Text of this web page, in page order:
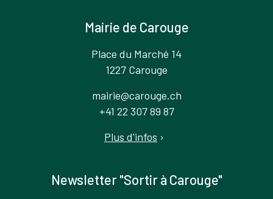
Mairie de Carouge
Place du Marché 14
1227 Carouge
mairie@carouge.ch
+41 22 307 89 87
Plus d'infos ›
Newsletter "Sortir à Carouge"